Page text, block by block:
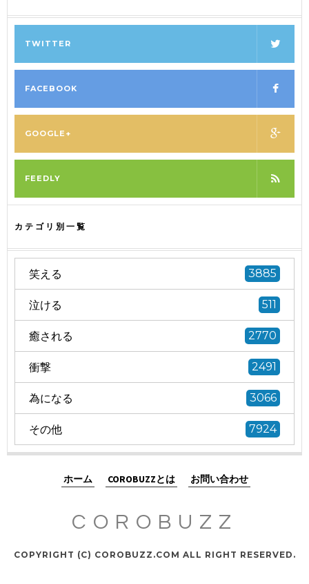
TWITTER
FACEBOOK
GOOGLE+
FEEDLY
カテゴリ別一覧
笑える 3885
泣ける 511
癒される 2770
衝撃 2491
為になる 3066
その他 7924
ホーム COROBUZZとは お問い合わせ
COROBUZZ
COPYRIGHT (C) COROBUZZ.COM ALL RIGHT RESERVED.